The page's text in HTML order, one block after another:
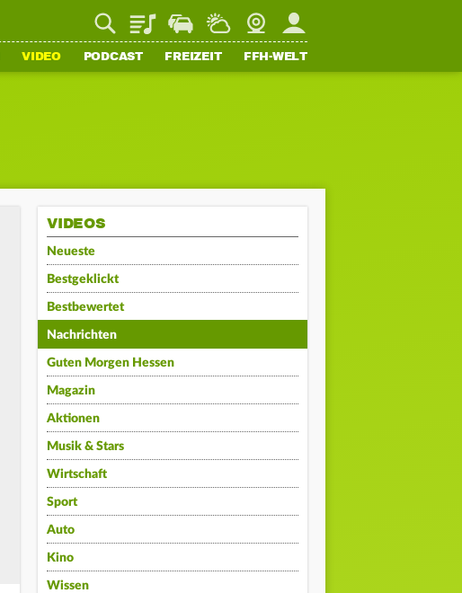
PlaylistStaupilotWetterWebcamMein FFH
VIDEO PODCAST FREIZEIT FFH-WELT
VIDEOS
Neueste
Bestgeklickt
Bestbewertet
Nachrichten
Guten Morgen Hessen
Magazin
Aktionen
Musik & Stars
Wirtschaft
Sport
Auto
Kino
Wissen